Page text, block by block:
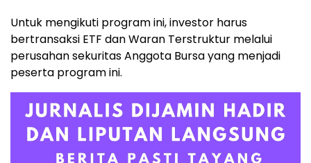
Untuk mengikuti program ini, investor harus
bertransaksi ETF dan Waran Terstruktur melalui
perusahan sekuritas Anggota Bursa yang menjadi
peserta program ini.